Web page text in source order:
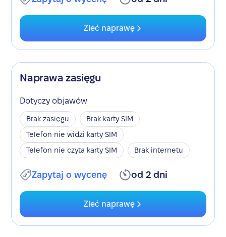
Zleć naprawę
Naprawa zasięgu
Dotyczy objawów
Brak zasięgu
Brak karty SIM
Telefon nie widzi karty SIM
Telefon nie czyta karty SIM
Brak internetu
Zapytaj o wycenę od 2 dni
Zleć naprawę